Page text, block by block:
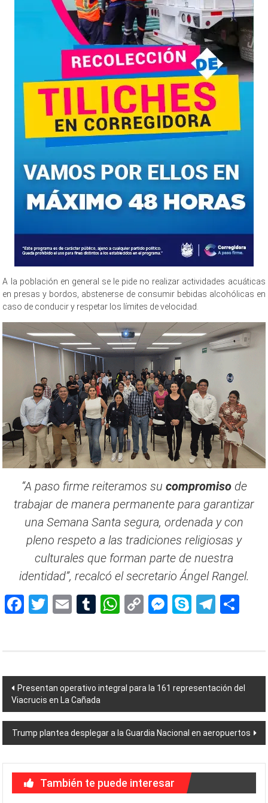
A la población en general se le pide no realizar actividades acuáticas
en presas y bordos, abstenerse de consumir bebidas alcohólicas en
caso de conducir y respetar los límites de velocidad.
“A paso firme reiteramos su compromisode
trabajar de manera permanente para garantizar
una Semana Santa segura, ordenada y con
pleno respeto a las tradiciones religiosas y
culturales que forman parte de nuestra
identidad”, recalcó el secretario Ángel Rangel.
Facebook
Twitter
EmailTumblr
WhatsApp
CopyMessenger
Skype
Navegación
de
entradas
Presentan operativo integral para la 161 representación del
Viacrucis en La Cañada
Trump plantea desplegar a la Guardia Nacional en aeropuertos
También te puede interesar